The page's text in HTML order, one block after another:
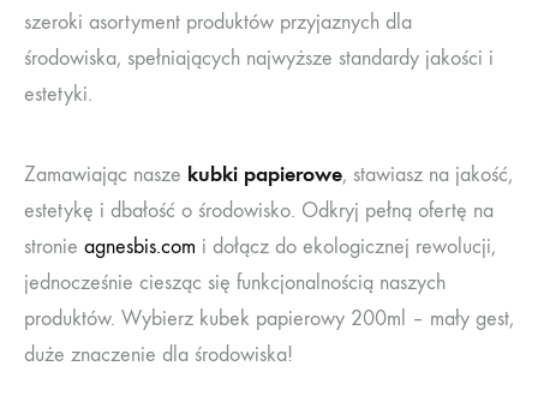
szeroki asortyment produktów przyjaznych dla
środowiska, spełniających najwyższe standardy jakości i
estetyki.
Zamawiając nasze kubki papierowe, stawiasz na jakość,
estetykę i dbałość o środowisko. Odkryj pełną ofertę na
stronie agnesbis.com i dołącz do ekologicznej rewolucji,
jednocześnie ciesząc się funkcjonalnością naszych
produktów. Wybierz kubek papierowy 200ml – mały gest,
duże znaczenie dla środowiska!